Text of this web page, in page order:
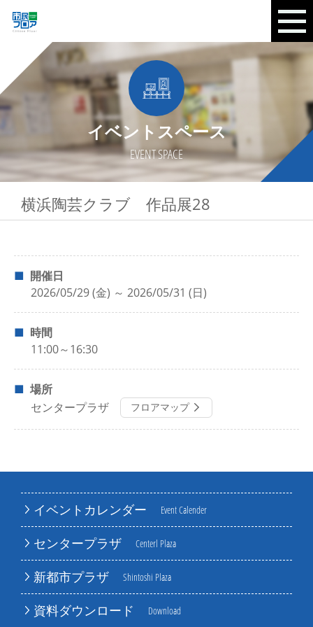
イベントスペース
EVENT SPACE
イベントカレンダー Event Calender
センタープラザ Centerl Plaza
新都市プラザ Shintoshi Plaza
資料ダウンロード Download
横浜陶芸クラブ 作品展28
開催日
2026/05/29 (金) ～ 2026/05/31 (日)
時間
11:00～16:30
場所
センタープラザ フロアマップ